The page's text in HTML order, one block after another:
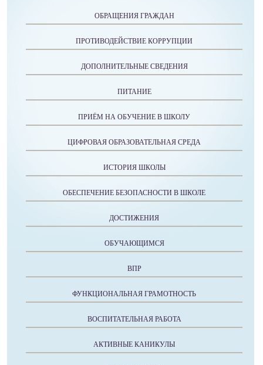
ОБРАЩЕНИЯ ГРАЖДАН
ПРОТИВОДЕЙСТВИЕ КОРРУПЦИИ
ДОПОЛНИТЕЛЬНЫЕ СВЕДЕНИЯ
ПИТАНИЕ
ПРИЁМ НА ОБУЧЕНИЕ В ШКОЛУ
ЦИФРОВАЯ ОБРАЗОВАТЕЛЬНАЯ СРЕДА
ИСТОРИЯ ШКОЛЫ
ОБЕСПЕЧЕНИЕ БЕЗОПАСНОСТИ В ШКОЛЕ
ДОСТИЖЕНИЯ
ОБУЧАЮЩИМСЯ
ВПР
ФУНКЦИОНАЛЬНАЯ ГРАМОТНОСТЬ
ВОСПИТАТЕЛЬНАЯ РАБОТА
АКТИВНЫЕ КАНИКУЛЫ